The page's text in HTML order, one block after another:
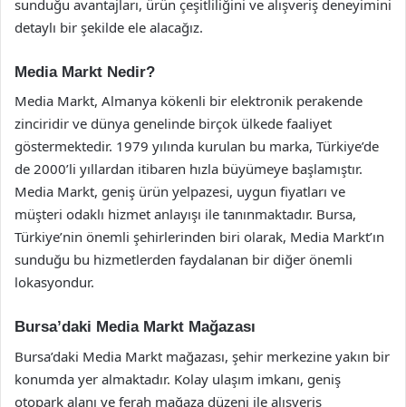
sunduğu avantajları, ürün çeşitliliğini ve alışveriş deneyimini
detaylı bir şekilde ele alacağız.
Media Markt Nedir?
Media Markt, Almanya kökenli bir elektronik perakende
zinciridir ve dünya genelinde birçok ülkede faaliyet
göstermektedir. 1979 yılında kurulan bu marka, Türkiye’de
de 2000’li yıllardan itibaren hızla büyümeye başlamıştır.
Media Markt, geniş ürün yelpazesi, uygun fiyatları ve
müşteri odaklı hizmet anlayışı ile tanınmaktadır. Bursa,
Türkiye’nin önemli şehirlerinden biri olarak, Media Markt’ın
sunduğu bu hizmetlerden faydalanan bir diğer önemli
lokasyondur.
Bursa’daki Media Markt Mağazası
Bursa’daki Media Markt mağazası, şehir merkezine yakın bir
konumda yer almaktadır. Kolay ulaşım imkanı, geniş
otopark alanı ve ferah mağaza düzeni ile alışveriş